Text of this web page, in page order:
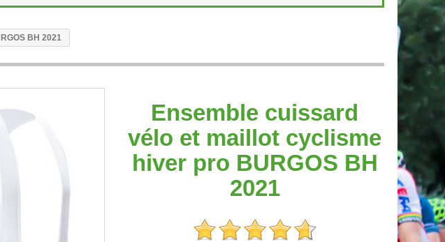
BH 2021
Ensemble cuissard
vélo et maillot cyclisme
hiver pro BURGOS BH
2021